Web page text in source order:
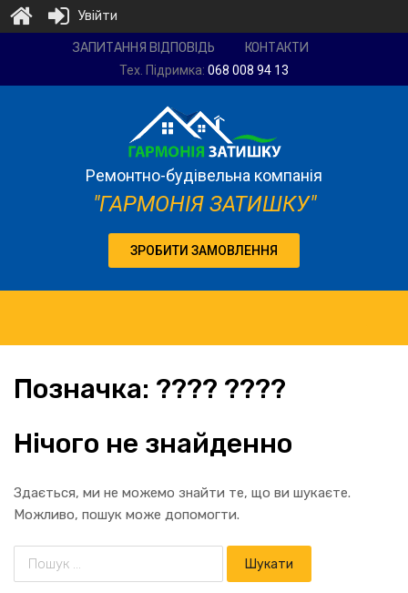
компанія
ЗАПИТАННЯ ВІДПОВІДЬ КОНТАКТИ
Тех. Підримка: 068 008 94 13
Ремонтно-будівельна компанія
"ГАРМОНІЯ ЗАТИШКУ"
ЗРОБИТИ ЗАМОВЛЕННЯ
Позначка: ???? ????
Нічого не знайденно
Здається, ми не можемо знайти те, що ви шукаєте.
Можливо, пошук може допомогти.
Увійти